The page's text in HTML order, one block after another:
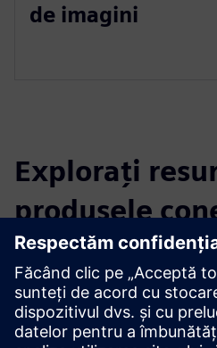
de imagini
Explorați
produsele
Informații și
Oferta: Verificarea alarmei video
Oferta: Control acces video